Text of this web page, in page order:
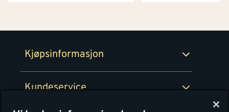
Kjøpsinformasjon
Retur- og angrerettsskjema
Kundeservice
Personvern